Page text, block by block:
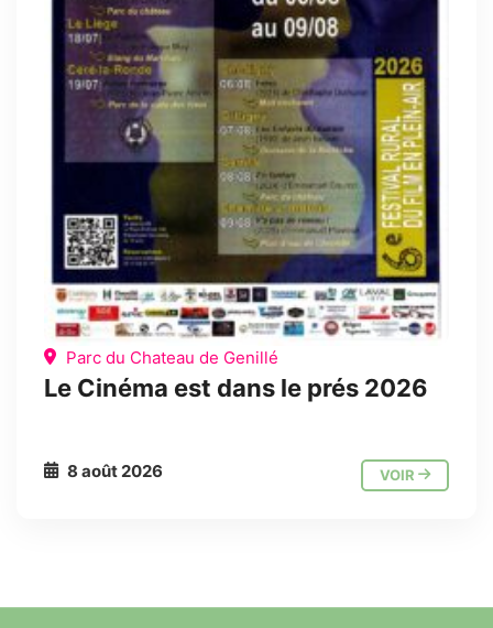
Parc du Chateau de Genillé
Le Cinéma est dans le prés 2026
8 août 2026 VOIR